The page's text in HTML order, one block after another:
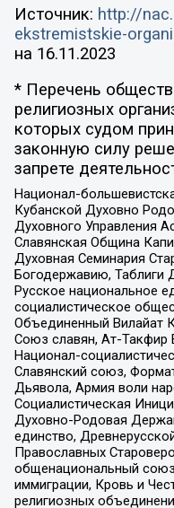
Источник: http://
ekstremistskie-
на 16.11.2023
* Перечень
религиозных
которых судом
законную силу
запрете
Национал-
Кубанской Духовно
Духовного Управления
Славянская Община
Духовная Семинария
Богодержавию, Таблиги
Русское национальное
социалистическое
Объединенный Вилайат
Союз славян, Ат-Такфир
Национал-
Славянский союз,
Дьявола, Армия воли
Социалистическая
Духовно-Родовая
единство,
Православных
общенациональный
иммиграции, Кровь и
религиозных